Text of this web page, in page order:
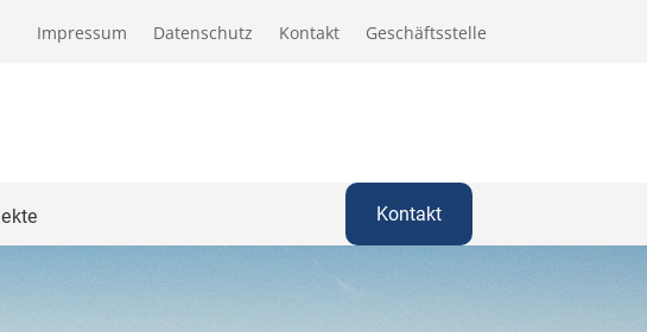
Impressum Datenschutz Kontakt Geschäftsstelle
Kontakt